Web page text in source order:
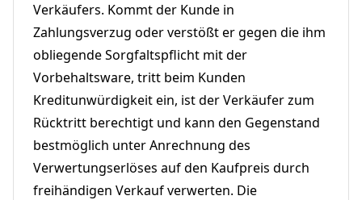
Verkäufers. Kommt der Kunde in
Zahlungsverzug oder verstößt er gegen die ihm
obliegende Sorgfaltspflicht mit der
Vorbehaltsware, tritt beim Kunden
Kreditunwürdigkeit ein, ist der Verkäufer zum
Rücktritt berechtigt und kann den Gegenstand
bestmöglich unter Anrechnung des
Verwertungserlöses auf den Kaufpreis durch
freihändigen Verkauf verwerten. Die